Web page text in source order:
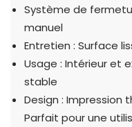
Système de
manuel
Entretien : Surface
Usage : Intérieur et
stable
Design :
Parfait pour une